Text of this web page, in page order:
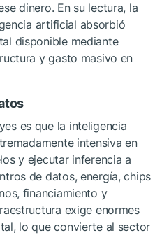
dinero. En su lectura, la
artificial absorbió
disponible mediante
y gasto masivo en
es que la inteligencia
intensiva en
y ejecutar inferencia a
de datos, energía, chips
financiamiento y
exige enormes
lo que convierte al sector